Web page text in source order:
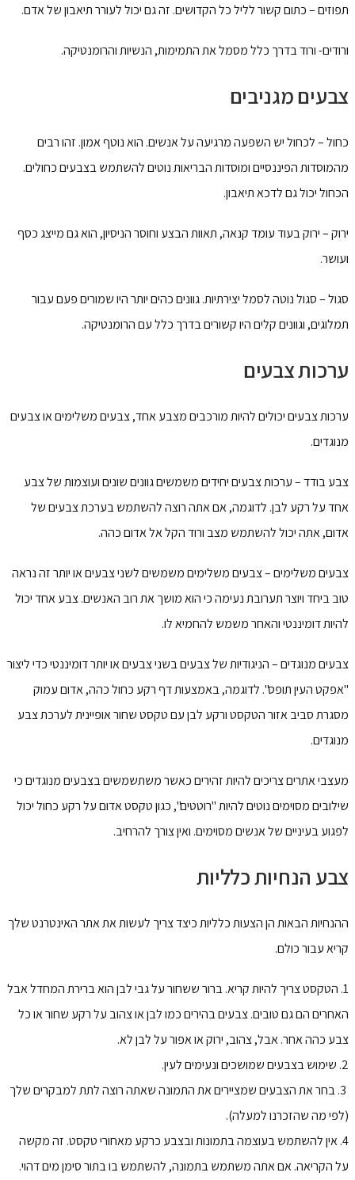
תפוזים – כתום קשור לליל כל הקדושים. זה גם יכול לעורר תיאבון של אדם.
ורודים- ורוד בדרך כלל מסמל את התמימות, הנשיות והרומנטיקה.
צבעים מגניבים
כחול – לכחול יש השפעה מרגיעה על אנשים. הוא נוטף אמון. זהו רבים
מהמוסדות הפיננסיים ומוסדות הבריאות נוטים להשתמש בצבעים כחולים.
הכחול יכול גם לדכא תיאבון.
ירוק – ירוק בעוד עומד קנאה, תאוות הבצע וחוסר הניסיון, הוא גם מייצג כסף
ועושר.
סגול – סגול נוטה לסמל יצירתיות. גוונים כהים יותר היו שמורים פעם עבור
תמלוגים, וגוונים קלים היו קשורים בדרך כלל עם הרומנטיקה.
ערכות צבעים
ערכות צבעים יכולים להיות מורכבים מצבע אחד, צבעים משלימים או צבעים
מנוגדים.
צבע בודד – ערכות צבעים יחידים משמשים גוונים שונים ועוצמות של צבע
אחד על רקע לבן. לדוגמה, אם אתה רוצה להשתמש בערכת צבעים של
אדום, אתה יכול להשתמש מצב ורוד הקל אל אדום כהה.
צבעים משלימים – צבעים משלימים משמשים לשני צבעים או יותר זה נראה
טוב ביחד ויוצר תערובת נעימה כי הוא מושך את רוב האנשים. צבע אחד יכול
להיות דומיננטי והאחר משמש להחמיא לו.
צבעים מנוגדים – הניגודיות של צבעים בשני צבעים או יותר דומיננטי כדי ליצור
"אפקט העין תופס". לדוגמה, באמצעות דף רקע כחול כהה, אדום עמוק
מסגרת סביב אזור הטקסט ורקע לבן עם טקסט שחור אופיינית לערכת צבע
מנוגדים.
מעצבי אתרים צריכים להיות זהירים כאשר משתשמשים בצבעים מנוגדים כי
שילובים מסוימים נוטים להיות "רוטטים", כגון טקסט אדום על רקע כחול יכול
לפגוע בעיניים של אנשים מסוימים. ואין צורך להרחיב.
צבע הנחיות כלליות
ההנחיות הבאות הן הצעות כלליות כיצד צריך לעשות את אתר האינטרנט שלך
קריא עבור כולם.
1. הטקסט צריך להיות קריא. ברור ששחור על גבי לבן הוא ברירת המחדל אבל
האחרים הם גם טובים. צבעים בהירים כמו לבן או צהוב על רקע שחור או כל
צבע כהה אחר. אבל, צהוב, ירוק או אפור על לבן לא.
2. שימוש בצבעים שמושכים ונעימים לעין.
3. בחר את הצבעים שמציירים את התמונה שאתה רוצה לתת למבקרים שלך
(לפי מה שהזכרנו למעלה).
4. אין להשתמש בעוצמה בתמונות ובצבע כרקע מאחורי טקסט. זה מקשה
על הקריאה. אם אתה משתמש בתמונה, להשתמש בו בתור סימן מים דהוי.